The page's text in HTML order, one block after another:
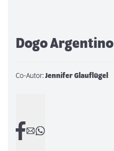
Dogo Argentino
Co-Autor:Jennifer Glauflügel